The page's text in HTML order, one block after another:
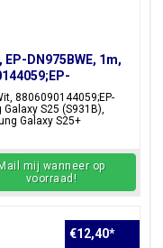
DN975BWE, 1m,
8806090144059;EP-
S25 (S931B),
Galaxy S25+
Mail mij wanneer op
voorraad!
€12,40*